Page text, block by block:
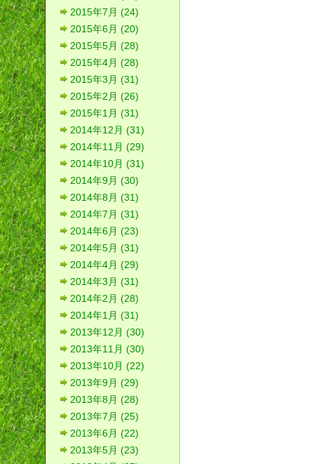
2015年7月 (24)
2015年6月 (20)
2015年5月 (28)
2015年4月 (28)
2015年3月 (31)
2015年2月 (26)
2015年1月 (31)
2014年12月 (31)
2014年11月 (29)
2014年10月 (31)
2014年9月 (30)
2014年8月 (31)
2014年7月 (31)
2014年6月 (23)
2014年5月 (31)
2014年4月 (29)
2014年3月 (31)
2014年2月 (28)
2014年1月 (31)
2013年12月 (30)
2013年11月 (30)
2013年10月 (22)
2013年9月 (29)
2013年8月 (28)
2013年7月 (25)
2013年6月 (22)
2013年5月 (23)